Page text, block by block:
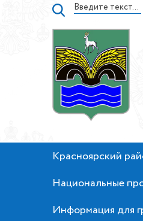
Красноярский
Национальные
Информация для